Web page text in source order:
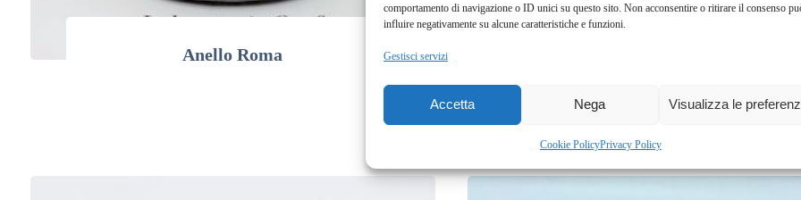
comportamento di navigazione o ID unici su questo sito. Non acconsentire o ritirare il consenso
influire negativamente su alcune caratteristiche e funzioni.
Gestisci servizi
Accetta Nega Visualizza le
Cookie PolicyPrivacy Policy
Anello Roma